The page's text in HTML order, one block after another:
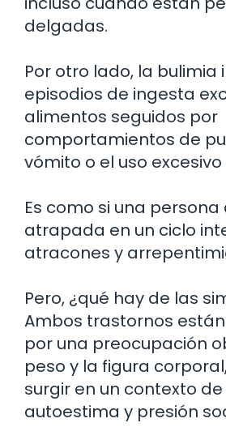
delgadas.
Por otro lado, la bulimia
episodios de ingesta
alimentos seguidos por
comportamientos de
vómito o el uso
Es como si una persona
atrapada en un ciclo
atracones y
Pero, ¿qué hay de las
Ambos trastornos
por una preocupación
peso y la figura
surgir en un contexto
autoestima y presión